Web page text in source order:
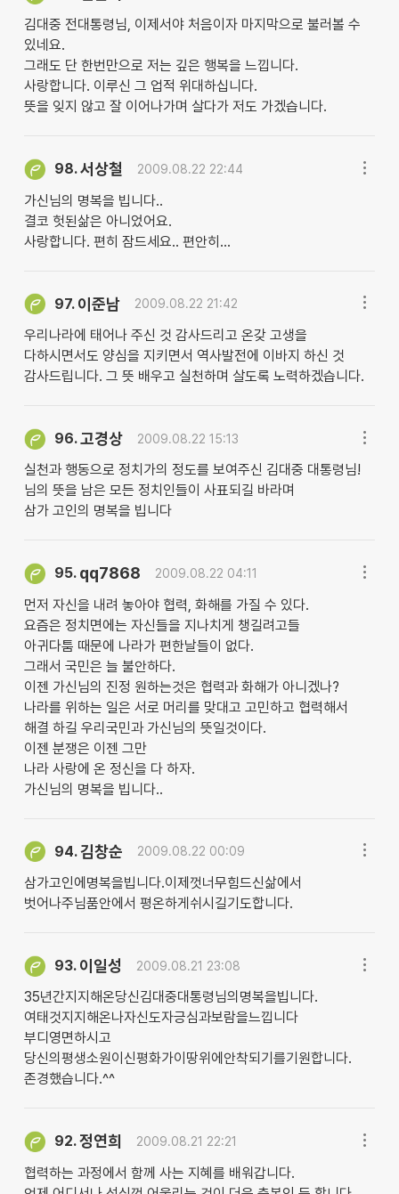
김대중 전대통령님, 이제서야 처음이자 마지막으로 불러볼 수
있네요.
그래도 단 한번만으로 저는 깊은 행복을 느낍니다.
사랑합니다. 이루신 그 업적 위대하십니다.
뜻을 잊지 않고 잘 이어나가며 살다가 저도 가겠습니다.
98.서상철 2009.08.22 22:44
가신님의 명복을 빕니다..
결코 헛된삶은 아니었어요.
사랑합니다. 편히 잠드세요.. 편안히...
97. 이준남 2009.08.22 21:42
우리나라에 태어나 주신 것 감사드리고 온갖 고생을
다하시면서도 양심을 지키면서 역사발전에 이바지 하신 것
감사드립니다. 그 뜻 배우고 실천하며 살도록 노력하겠습니다.
96.고경상 2009.08.22 15:13
실천과 행동으로 정치가의 정도를 보여주신 김대중 대통령님!
님의 뜻을 남은 모든 정치인들이 사표되길 바라며
삼가 고인의 명복을 빕니다
95. qq7868 2009.08.22 04:11
먼저 자신을 내려 놓아야 협력, 화해를 가질 수 있다.
요즘은 정치면에는 자신들을 지나치게 챙길려고들
아귀다툼 때문에 나라가 편한날들이 없다.
그래서 국민은 늘 불안하다.
이젠 가신님의 진정 원하는것은 협력과 화해가 아니겠나?
나라를 위하는 일은 서로 머리를 맞대고 고민하고 협력해서
해결 하길 우리국민과 가신님의 뜻일것이다.
이젠 분쟁은 이젠 그만
나라 사랑에 온 정신을 다 하자.
가신님의 명복을 빕니다..
94.김창순 2009.08.22 00:09
삼가고인에명복을빕니다.이제껏너무힘드신삶에서
벗어나주님품안에서 평온하게쉬시길기도합니다.
93. 이일성 2009.08.21 23:08
35년간지지해온당신김대중대통령님의명복을빕니다.
여태것지지해온나자신도자긍심과보람을느낍니다
부디영면하시고
당신의평생소원이신평화가이땅위에안착되기를기원합니다.
존경했습니다.^^
92.정연희 2009.08.21 22:21
협력하는 과정에서 함께 사는 지혜를 배워갑니다.